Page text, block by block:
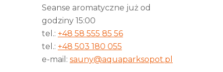
Seanse aromatyczne już od
godziny 15:00
tel.: +48 58 555 85 56
tel.: +48 503 180 055
e-mail: sauny@aquaparksopot.pl